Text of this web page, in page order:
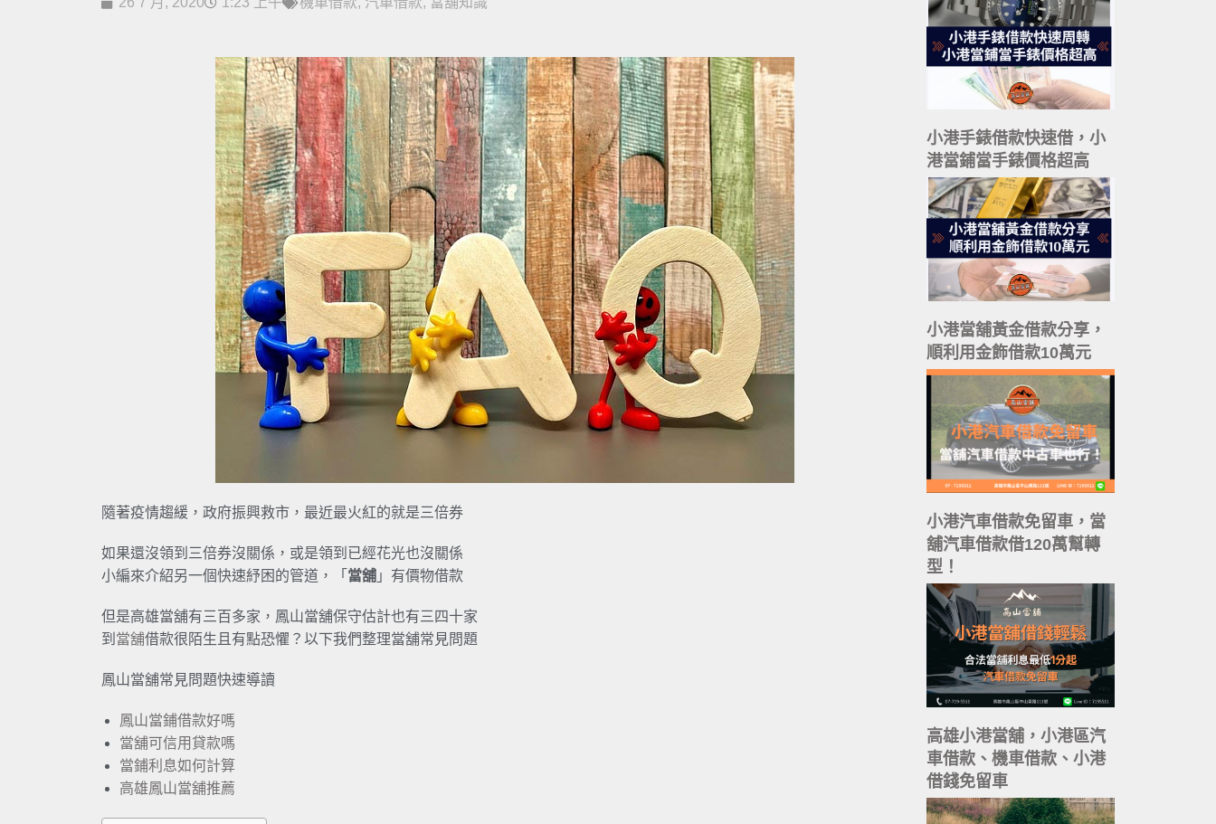
隨著疫情趨緩，政府振興救市，最近最火紅的就是三倍券
如果還沒領到三倍券沒關係，或是領到已經花光也沒關係
小編來介紹另一個快速紓困的管道，「 當舖 」有價物借款
但是高雄當舖有三百多家，鳳山當舖保守估計也有三四十家
到 當舖借款很陌生且有點恐懼？以下我們整理當舖常見問題
鳳山當舖常見問題快速導讀
鳳山當鋪借款好嗎
當舖可信用貸款嗎
當鋪利息如何計算
高雄鳳山當舖推薦
小港手錶借款快速借，小
港當鋪當手錶價格超高
小港當舖黃金借款分享，
順利用金飾借款10萬元
小港汽車借款免留車，當
舖汽車借款借120萬幫轉
型！
高雄小港當舖，小港區汽
車借款、機車借款、小港
借錢免留車